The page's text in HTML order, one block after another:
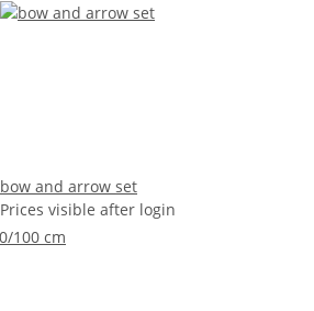
bow and arrow set
Prices visible after login